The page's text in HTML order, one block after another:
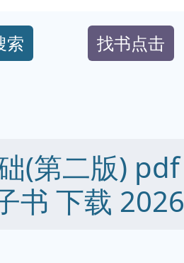
索 找书点击
(第二版) pdf
书 下载 2026